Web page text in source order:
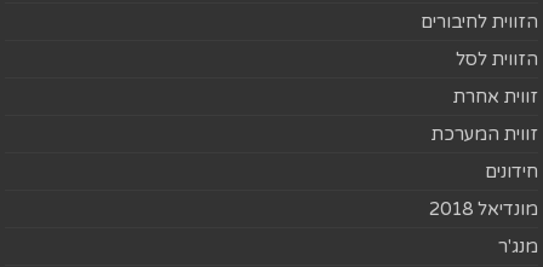
הזווית לחיבורים
הזווית לסל
זווית אחרת
זווית המערכת
חידונים
מונדיאל 2018
מנג'ר